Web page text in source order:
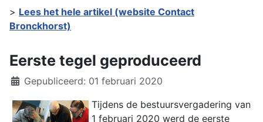
> Lees het hele artikel (website Contact
Bronckhorst)
Eerste tegel geproduceerd
DetailsGepubliceerd: 01 februari 2020
Tijdens de bestuursvergadering van
1 februari 2020 werd de eerste